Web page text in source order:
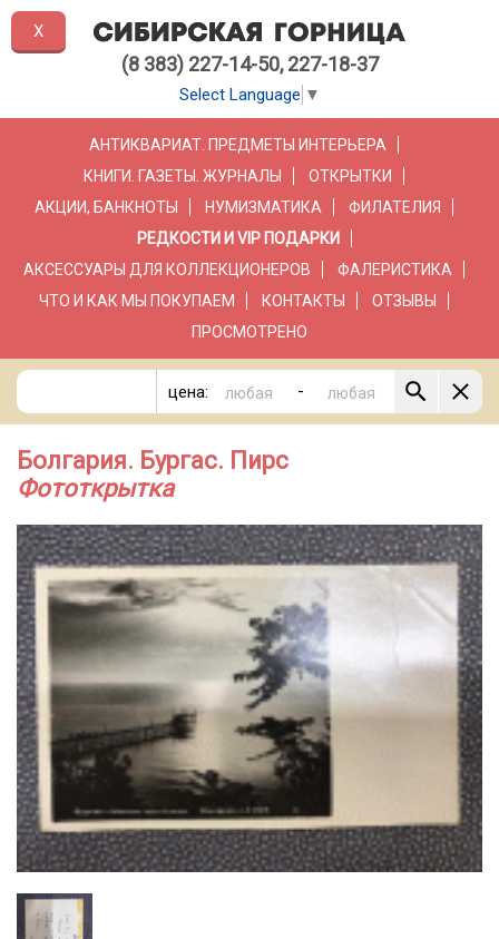
(8 383) 227-14-50, 227-18-37
Select Language ▼
АНТИКВАРИАТ. ПРЕДМЕТЫ ИНТЕРЬЕРА
КНИГИ. ГАЗЕТЫ. ЖУРНАЛЫ
ОТКРЫТКИ
АКЦИИ, БАНКНОТЫ
НУМИЗМАТИКА
ФИЛАТЕЛИЯ
РЕДКОСТИ И VIP ПОДАРКИ
АКСЕССУАРЫ ДЛЯ КОЛЛЕКЦИОНЕРОВ
ФАЛЕРИСТИКА
ЧТО И КАК МЫ ПОКУПАЕМ
КОНТАКТЫ
ОТЗЫВЫ
ПРОСМОТРЕНО
цена: -
Болгария. Бургас. Пирс
Фототкрытка
X